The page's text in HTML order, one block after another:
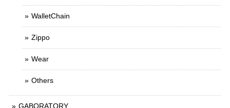
WalletChain
Zippo
Wear
Others
GABORATORY